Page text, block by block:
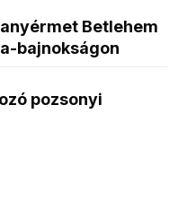
Betlehem
bajnokságon
pozsonyi